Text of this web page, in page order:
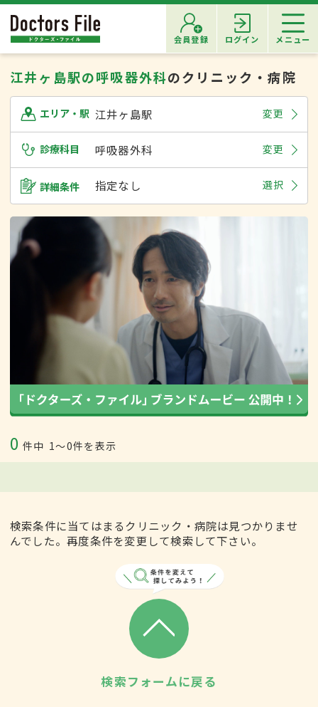
会員登録 ログイン メニュー
江井ヶ島駅の呼吸器外科のクリニック・病院
エリア・駅 江井ヶ島駅 変更
診療科目 呼吸器外科 変更
詳細条件 指定なし 選択
0 件中 1〜0件を表示
検索条件に当てはまるクリニック・病院は見つかりませ
んでした。再度条件を変更して検索して下さい。
検索フォームに戻る